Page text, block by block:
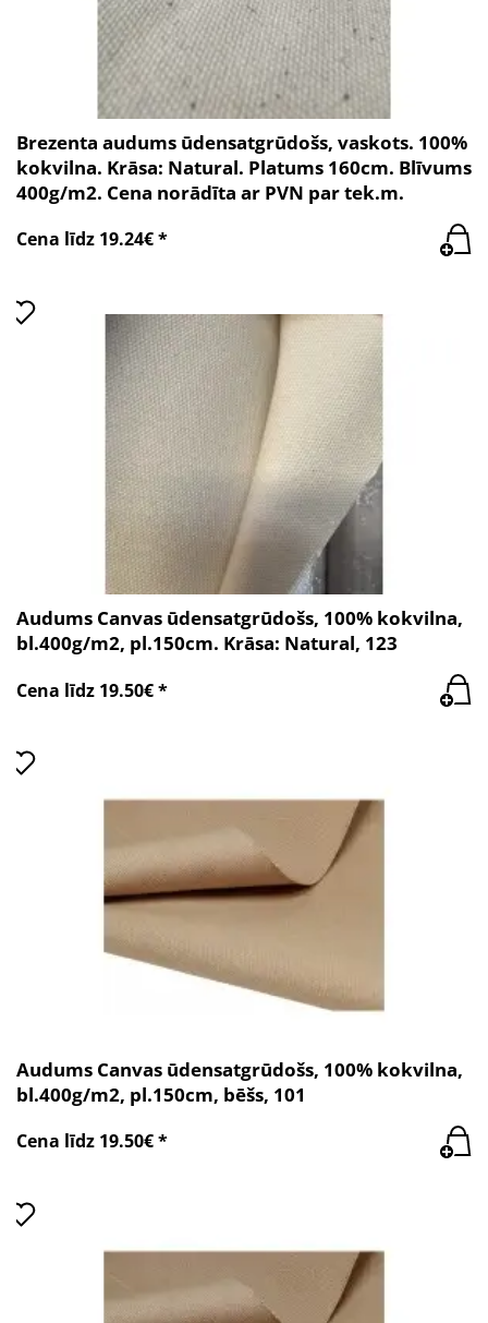
Brezenta audums ūdensatgrūdošs, vaskots. 100%
kokvilna. Krāsa: Natural. Platums 160cm. Blīvums
400g/m2. Cena norādīta ar PVN par tek.m.
Cena līdz 19.24€ *
Audums Canvas ūdensatgrūdošs, 100% kokvilna,
bl.400g/m2, pl.150cm. Krāsa: Natural, 123
Cena līdz 19.50€ *
Audums Canvas ūdensatgrūdošs, 100% kokvilna,
bl.400g/m2, pl.150cm, bēšs, 101
Cena līdz 19.50€ *